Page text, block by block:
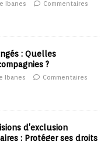
Ibanes
Commentaires
: Quelles
?
Ibanes
Commentaires
d’exclusion
: Protéger ses droits